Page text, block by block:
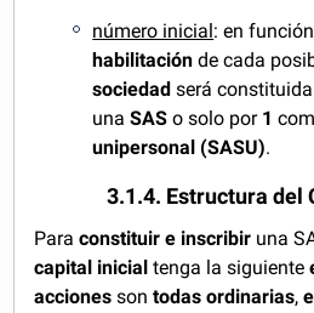
número inicial : en
habilitación de cada
sociedad será
unaSAS o solo por 1
unipersonal (SASU).
3.1.4. Estructura del
Para constituir e inscribir una
capital inicial tenga la siguiente
acciones sontodas ordinarias,